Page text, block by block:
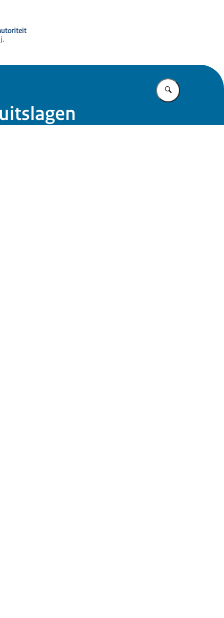
Vul in wat u